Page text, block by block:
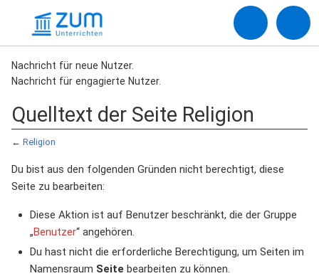
Nachricht für neue Nutzer.
Nachricht für engagierte Nutzer.
Quelltext der Seite Religion
← Religion
Du bist aus den folgenden Gründen nicht berechtigt, diese
Seite zu bearbeiten:
Diese Aktion ist auf Benutzer beschränkt, die der Gruppe
„Benutzer“ angehören.
Du hast nicht die erforderliche Berechtigung, um Seiten im
Namensraum Seite bearbeiten zu können.